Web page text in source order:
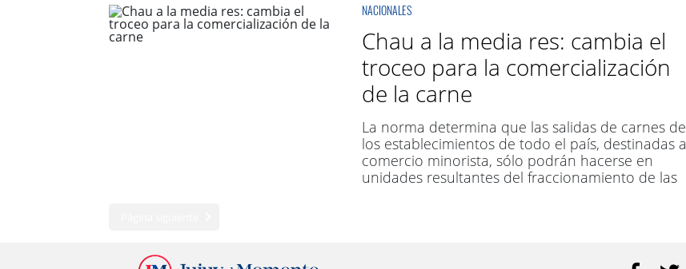
de Inversión y Comercio Exterior y dirigente de la
UIA.
NACIONALES
Chau a la media res: cambia el
troceo para la comercialización
de la carne
La norma determina que las salidas de carnes de
los establecimientos de todo el país, destinadas a
comercio minorista, sólo podrán hacerse en
unidades resultantes del fraccionamiento de las